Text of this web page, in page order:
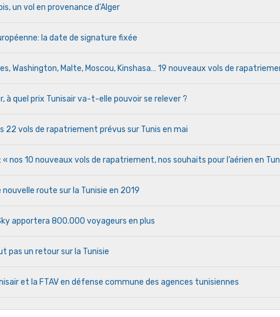
un vol en provenance d’Alger
la date de signature fixée
Washington, Malte, Moscou, Kinshasa… 19 nouveaux vols de
à quel prix Tunisair va-t-elle pouvoir se relever ?
22 vols de rapatriement prévus sur Tunis en mai
« nos 10 nouveaux vols de rapatriement, nos souhaits pour l’aérien en
route sur la Tunisie en 2019
apportera 800.000 voyageurs en plus
pas un retour sur la Tunisie
et la FTAV en défense commune des agences tunisiennes